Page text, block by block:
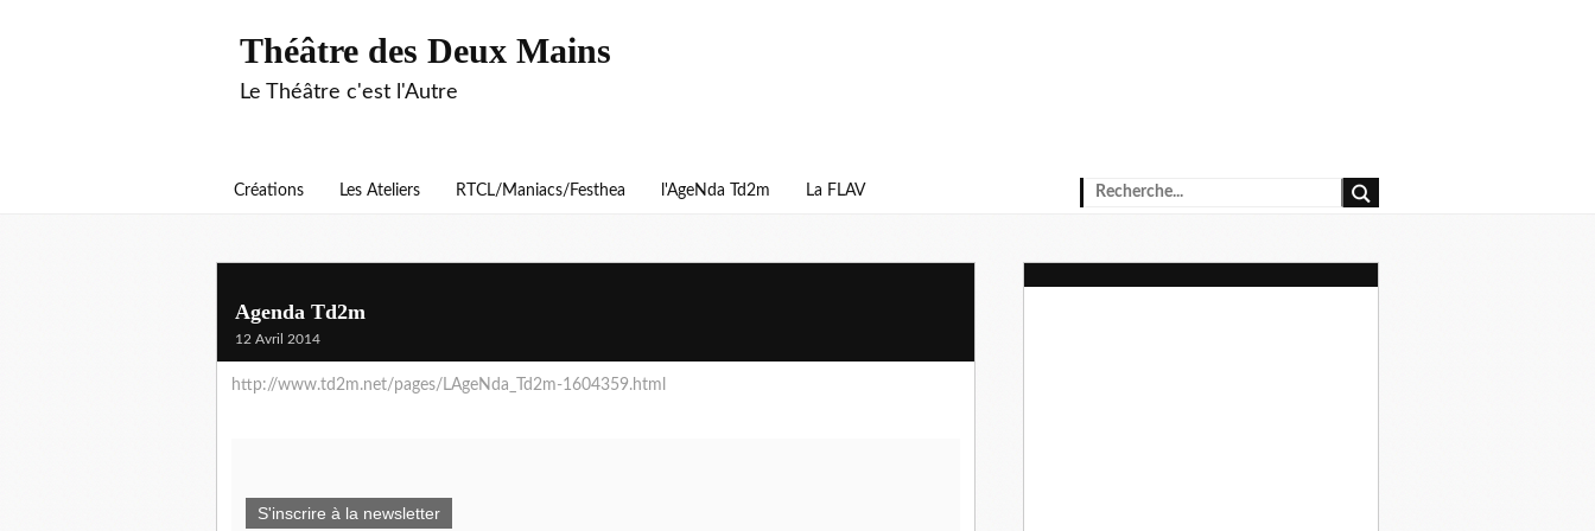
Théâtre des Deux Mains
Le Théâtre c'est l'Autre
Créations Les Ateliers RTCL/Maniacs/Festhea l'AgeNda Td2m La FLAV
Agenda Td2m
12 Avril 2014
http://www.td2m.net/pages/LAgeNda_Td2m-1604359.html
S'inscrire à la newsletter